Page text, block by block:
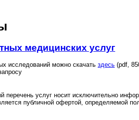
медицинских услуг
исследований можно скачать здесь (pdf,
перечень услуг носит исключительно
публичной офертой, определяемой